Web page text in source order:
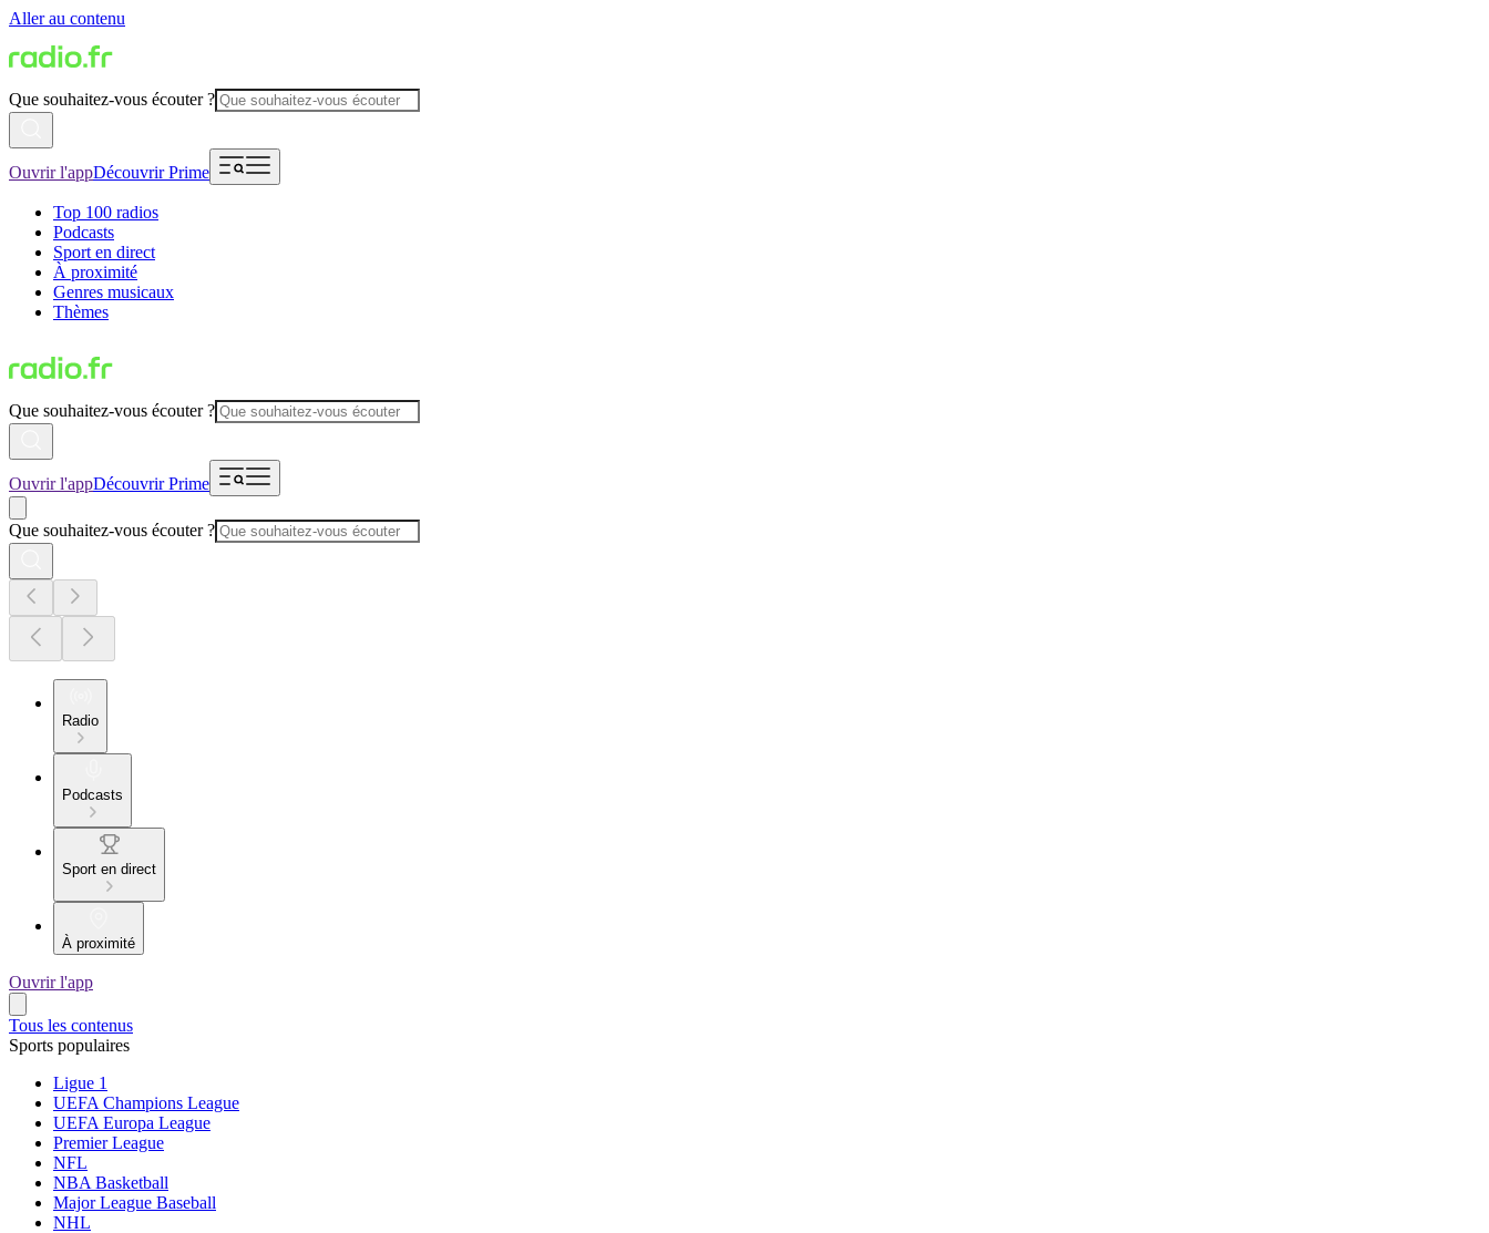
Aller au contenu
Que souhaitez-vous écouter ?
Ouvrir l'appDécouvrir Prime
Top 100 radios
Podcasts
Sport en direct
À proximité
Genres musicaux
Thèmes
Que souhaitez-vous écouter ?
Ouvrir l'appDécouvrir Prime
Que souhaitez-vous écouter ?
Radio
Podcasts
Sport en direct
À proximité
Ouvrir l'app
Tous les contenus
Sports populaires
Ligue 1
UEFA Champions League
UEFA Europa League
Premier League
NFL
NBA Basketball
Major League Baseball
NHL